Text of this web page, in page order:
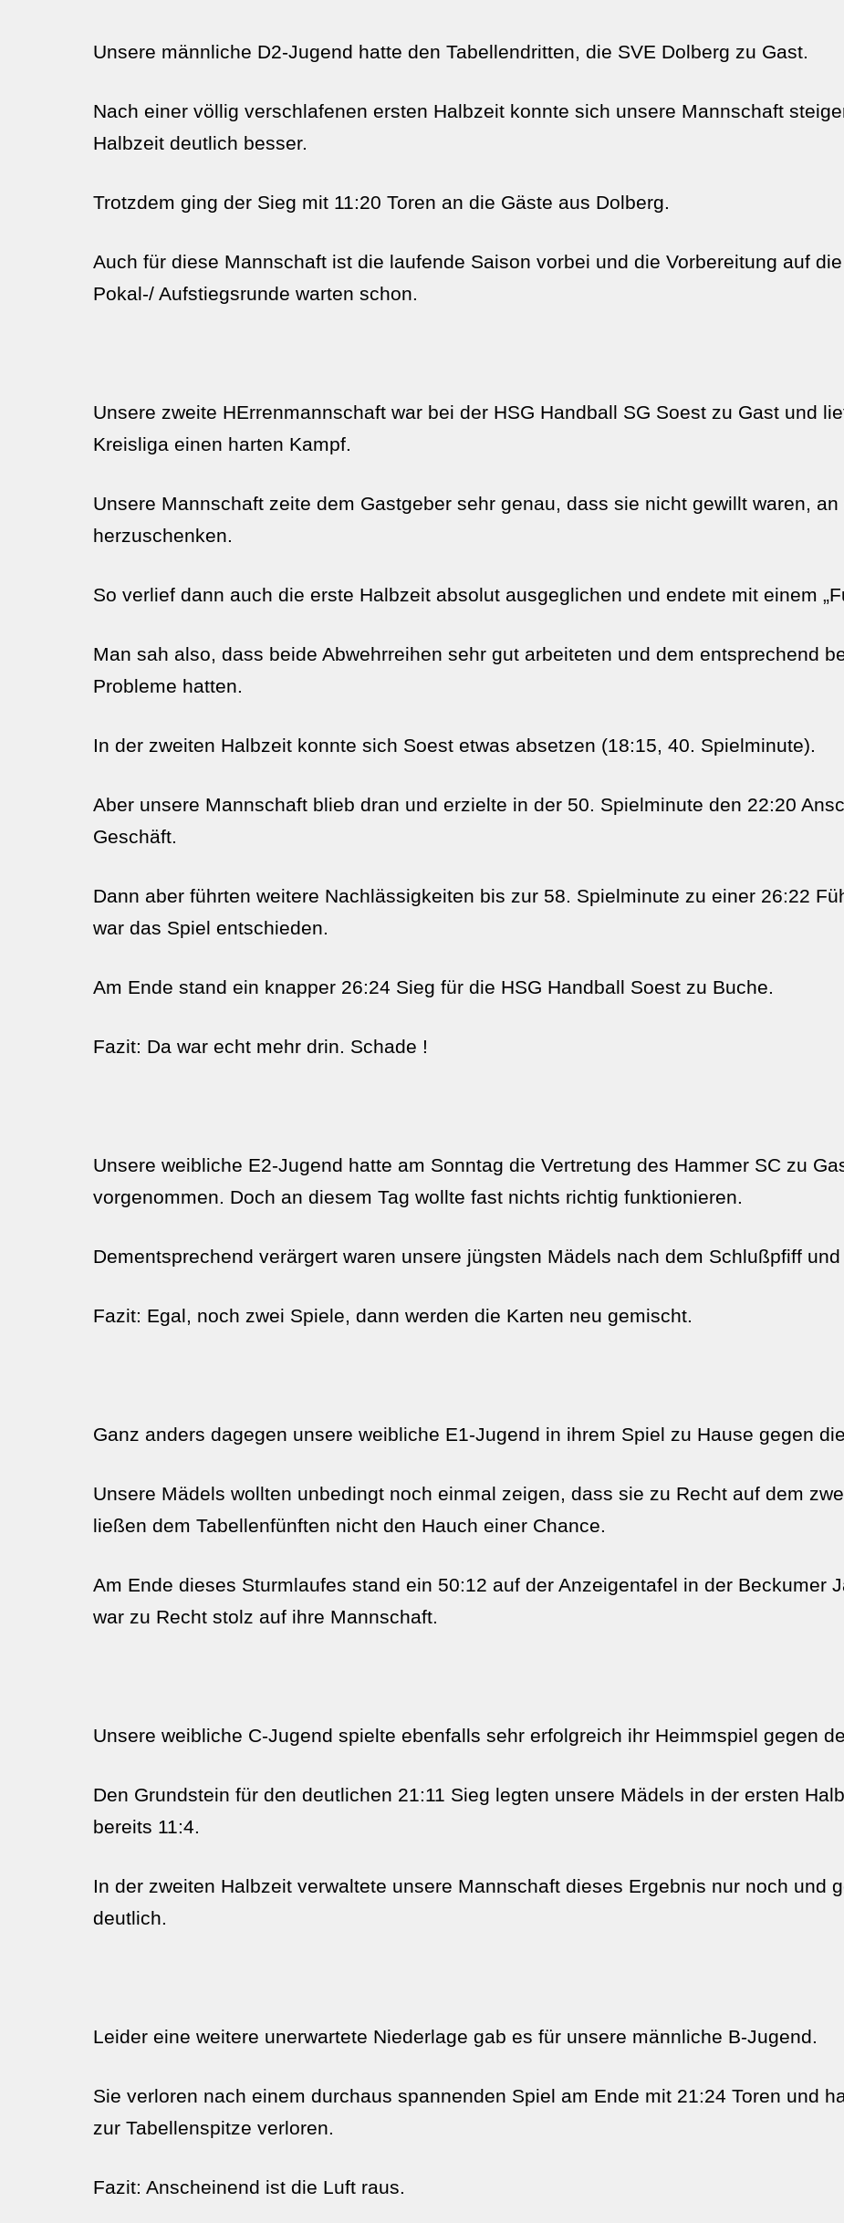
Unsere männliche D2-Jugend hatte den Tabellendritten, die SVE Dolberg zu Gast.
Nach einer völlig verschlafenen ersten Halbzeit konnte sich unsere Mannschaft
Halbzeit deutlich besser.
Trotzdem ging der Sieg mit 11:20 Toren an die Gäste aus Dolberg.
Auch für diese Mannschaft ist die laufende Saison vorbei und die Vorbereitung auf
Pokal-/ Aufstiegsrunde warten schon.
Unsere zweite HErrenmannschaft war bei der HSG Handball SG Soest zu Gast und
Kreisliga einen harten Kampf.
Unsere Mannschaft zeite dem Gastgeber sehr genau, dass sie nicht gewillt waren,
herzuschenken.
So verlief dann auch die erste Halbzeit absolut ausgeglichen und endete mit einem
Man sah also, dass beide Abwehrreihen sehr gut arbeiteten und dem entsprechend
Probleme hatten.
In der zweiten Halbzeit konnte sich Soest etwas absetzen (18:15, 40. Spielminute).
Aber unsere Mannschaft blieb dran und erzielte in der 50. Spielminute den 22:20
Geschäft.
Dann aber führten weitere Nachlässigkeiten bis zur 58. Spielminute zu einer 26:22
war das Spiel entschieden.
Am Ende stand ein knapper 26:24 Sieg für die HSG Handball Soest zu Buche.
Fazit: Da war echt mehr drin. Schade !
Unsere weibliche E2-Jugend hatte am Sonntag die Vertretung des Hammer SC zu
vorgenommen. Doch an diesem Tag wollte fast nichts richtig funktionieren.
Dementsprechend verärgert waren unsere jüngsten Mädels nach dem Schlußpfiff
Fazit: Egal, noch zwei Spiele, dann werden die Karten neu gemischt.
Ganz anders dagegen unsere weibliche E1-Jugend in ihrem Spiel zu Hause gegen
Unsere Mädels wollten unbedingt noch einmal zeigen, dass sie zu Recht auf dem
ließen dem Tabellenfünften nicht den Hauch einer Chance.
Am Ende dieses Sturmlaufes stand ein 50:12 auf der Anzeigentafel in der Beckumer
war zu Recht stolz auf ihre Mannschaft.
Unsere weibliche C-Jugend spielte ebenfalls sehr erfolgreich ihr Heimmspiel gegen
Den Grundstein für den deutlichen 21:11 Sieg legten unsere Mädels in der ersten
bereits 11:4.
In der zweiten Halbzeit verwaltete unsere Mannschaft dieses Ergebnis nur noch und
deutlich.
Leider eine weitere unerwartete Niederlage gab es für unsere männliche B-Jugend.
Sie verloren nach einem durchaus spannenden Spiel am Ende mit 21:24 Toren und
zur Tabellenspitze verloren.
Fazit: Anscheinend ist die Luft raus.